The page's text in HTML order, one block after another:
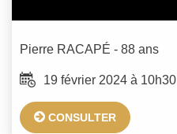
Pierre RACAPÉ - 88 ans
19 février 2024 à 10h30
CONSULTER